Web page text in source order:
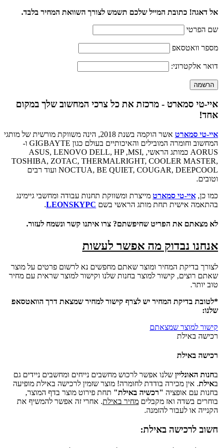
אל דאגה! כתובת המייל שלכם תשמש לצורך השוואת המחיר בלבד.
שם הפרטי
מספר וואטסאפ
דואר אלקטרוני:
איי-טי סמארט - מרכזת את כל צרכי המחשוב שלך במקום
אחד!
איי-טי סמארט
אשר הוקמה בשנת 2018, הינה משווקת מורשית של מותגי
המחשוב וחומרה המובילים והאיכותיים בעולם כגון GIGBAYTE ו-
AORUS כמותג הראשי, ASUS, LENOVO DELL, HP ,MSI,
TOSHIBA, ZOTAC, THERMALRIGHT, COOLER MASTER,
NOCTUA, BE QUIET, COUGAR, DEEPCOOL ועוד רבים
וטובים.
כמו כן, איי-טי סמארט מייצרת ומשווקת תחנות עבודה ומחשבי גיימינג
בהתאמה אישית תחת מותג הראשי בשם LEONSKYPC
.
לא מצאתם את הפריט שחיפשתם? צרו איתנו קשר ונשמח לעזור.
אנחנו נבדוק מה אפשר לעשות
לצורך בדיקת המחיר ומוצר שאתם מחפשים נא לרשום פרטים על מוצר
שאתם רוצים, קישור למוצר בחנות שלנו וקישור למוצר שראית עם מחיר
טוב יותר.
*לטובת בדיקת המחיר יש לצרף קישור למחיר שמצאת דרך הוואטסאפ
שלנו:
קישור למוצר שמצאתם
רכישה באילת
רכישה באילת
בחנות האונליין שלנו אפשר לרכוש מחשבים נייחים ומחשבים ניידים גם
באילת. אין מכירה בודדת לחומרה! מוצר שזמין לרכישה באילת מופיעה
בחנות עם אופציה "רכשיה באילת" תחת פירוט מוצר בדף המוצר,
בוחרים בשדה ואז מקבלים מחיר באילת. אחרי זה אפשר להמשיף את
הקנייה או לעבור להזמנה.
חשוב לרכישה באילת: